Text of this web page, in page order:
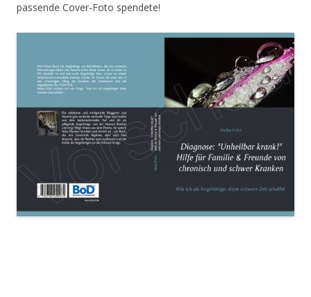
passende Cover-Foto spendete!